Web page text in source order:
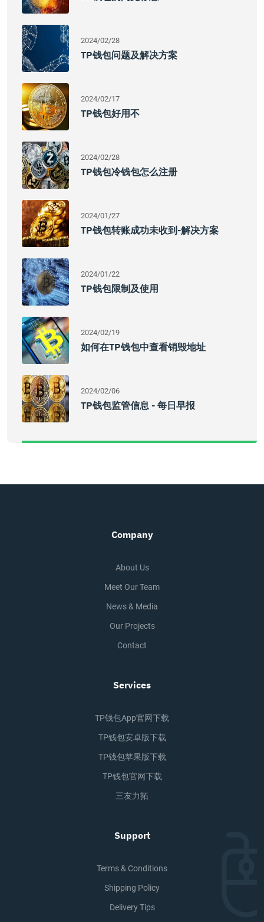
2024/02/28
TP钱包问题及解决方案
2024/02/17
TP钱包好用不
2024/02/28
TP钱包冷钱包怎么注册
2024/01/27
TP钱包转账成功未收到-解决方案
2024/01/22
TP钱包限制及使用
2024/02/19
如何在TP钱包中查看销毁地址
2024/02/06
TP钱包监管信息 - 每日早报
Company
About Us
Meet Our Team
News & Media
Our Projects
Contact
Services
TP钱包app官网下载
TP钱包安卓版下载
TP钱包苹果版下载
TP钱包官网下载
三友力拓
Support
Terms & Conditions
Shipping Policy
Delivery Tips